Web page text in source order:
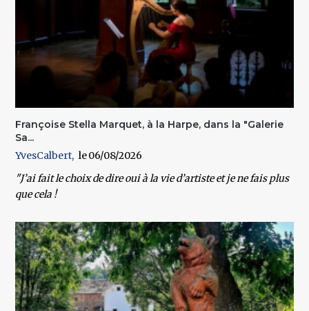
Françoise Stella Marquet, à la Harpe, dans la "Galerie
Sa...
YvesCalbert
06/08/2026
"J’ai fait le choix de dire oui à la vie d’artiste et je ne fais plus
que cela !